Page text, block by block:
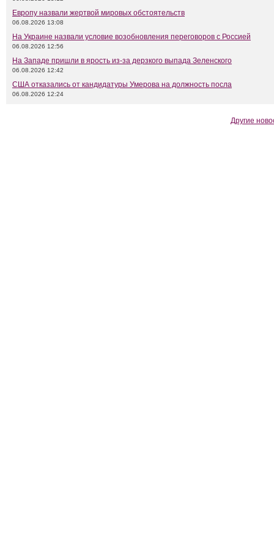
Европу назвали жертвой мировых обстоятельств
06.08.2026 13:08
На Украине назвали условие возобновления переговоров с Россией
06.08.2026 12:56
На Западе пришли в ярость из-за дерзкого выпада Зеленского
06.08.2026 12:42
США отказались от кандидатуры Умерова на должность посла
06.08.2026 12:24
Другие